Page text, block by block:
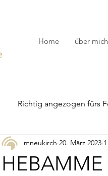
Home über mich
Richtig angezogen fürs
HEBAMME
mneukirch 20. März 2023